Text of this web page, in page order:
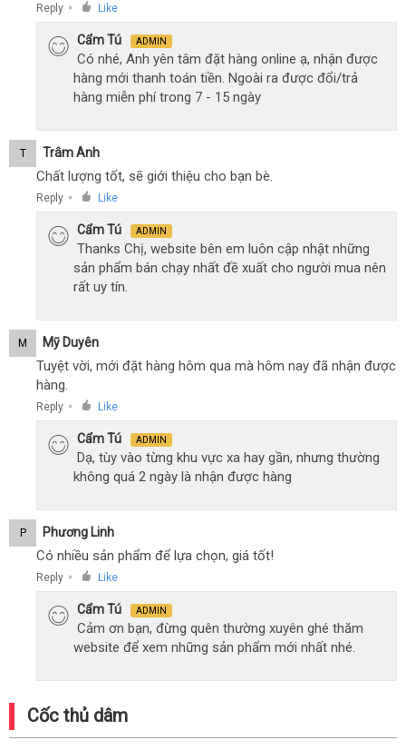
Reply ● Like
Cẩm Tú ADMIN
Có nhé, Anh yên tâm đặt hàng online ạ, nhận được
hàng mới thanh toán tiền. Ngoài ra được đổi/trả
hàng miễn phí trong 7 - 15 ngày
T Trâm Anh
Chất lượng tốt, sẽ giới thiệu cho bạn bè.
Reply ● Like
Cẩm Tú ADMIN
Thanks Chị, website bên em luôn cập nhật những
sản phẩm bán chạy nhất đề xuất cho người mua nên
rất uy tín.
M Mỹ Duyên
Tuyệt vời, mới đặt hàng hôm qua mà hôm nay đã nhận được
hàng.
Reply ● Like
Cẩm Tú ADMIN
Dạ, tùy vào từng khu vực xa hay gần, nhưng thường
không quá 2 ngày là nhận được hàng
P Phương Linh
Có nhiều sản phẩm để lựa chọn, giá tốt!
Reply ● Like
Cẩm Tú ADMIN
Cảm ơn bạn, đừng quên thường xuyên ghé thăm
website để xem những sản phẩm mới nhất nhé.
Cốc thủ dâm